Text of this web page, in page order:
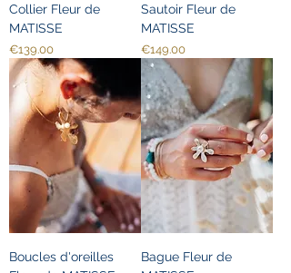
Collier Fleur de
MATISSE
Price
€139.00
Sautoir Fleur de
MATISSE
Price
€149.00
Boucles d'oreilles
Bague Fleur de